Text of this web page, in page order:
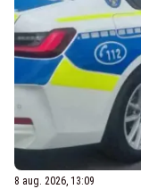
8 aug. 2026, 13:09